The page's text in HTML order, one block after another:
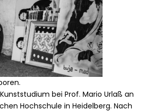
bei Prof. Mario Urlaß an
Hochschule in Heidelberg. Nach